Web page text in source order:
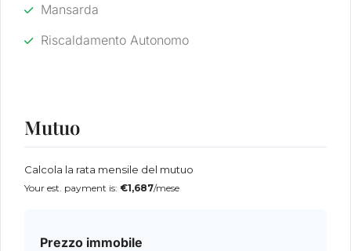
Mansarda
Riscaldamento Autonomo
Mutuo
Calcola la rata mensile del mutuo
Your est. payment is: €1,687/mese
Prezzo immobile